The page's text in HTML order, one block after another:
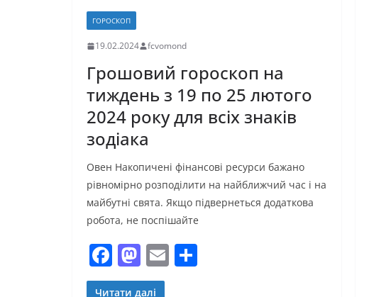
ГОРОСКОП
19.02.2024 fcvomond
Грошовий гороскоп на
тиждень з 19 по 25 лютого
2024 року для всіх знаків
зодіака
Овен Накопичені фінансові ресурси бажано
рівномірно розподілити на найближчий час і на
майбутні свята. Якщо підвернеться додаткова
робота, не поспішайте
F
a
M
a
E
Читати далі